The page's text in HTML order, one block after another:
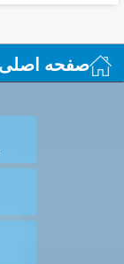
صفحه اصلی